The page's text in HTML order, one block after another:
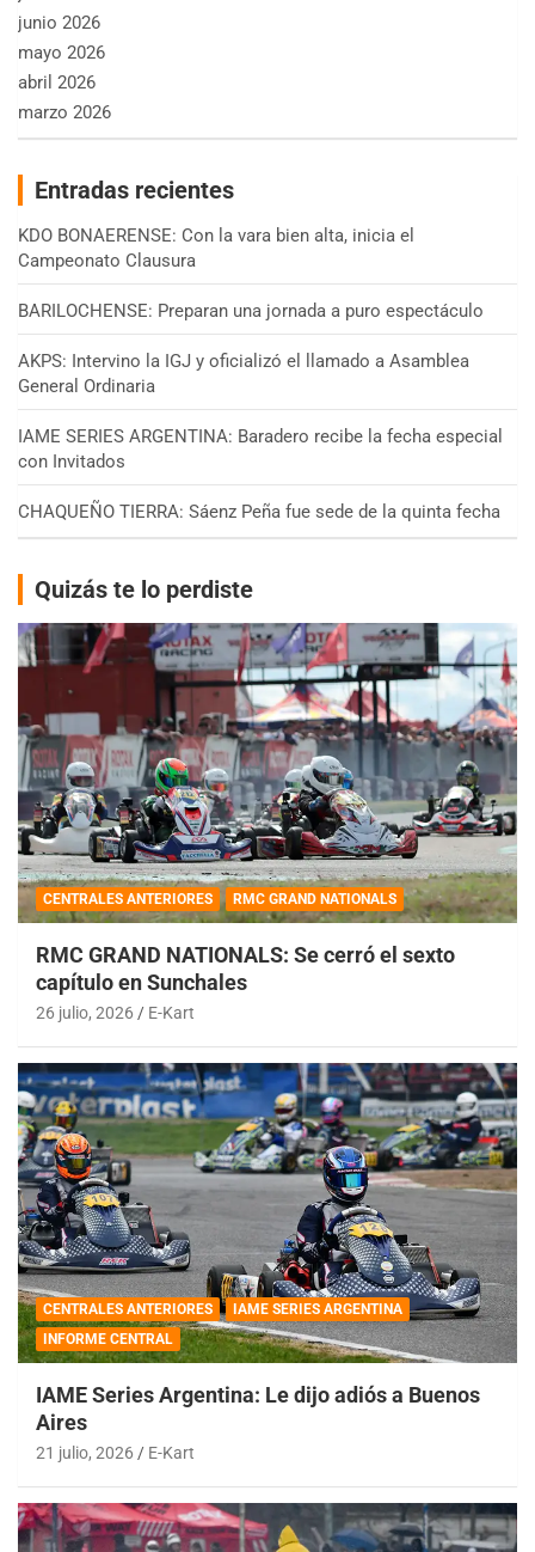
junio 2026
mayo 2026
abril 2026
marzo 2026
Entradas recientes
KDO BONAERENSE: Con la vara bien alta, inicia el
Campeonato Clausura
BARILOCHENSE: Preparan una jornada a puro espectáculo
AKPS: Intervino la IGJ y oficializó el llamado a Asamblea
General Ordinaria
IAME SERIES ARGENTINA: Baradero recibe la fecha especial
con Invitados
CHAQUEÑO TIERRA: Sáenz Peña fue sede de la quinta fecha
Quizás te lo perdiste
CENTRALES ANTERIORES RMC GRAND NATIONALS
RMC GRAND NATIONALS: Se cerró el sexto
capítulo en Sunchales
26 julio, 2026 E-Kart
CENTRALES ANTERIORES
IAME SERIES ARGENTINA
INFORME CENTRAL
IAME Series Argentina: Le dijo adiós a Buenos
Aires
21 julio, 2026 E-Kart